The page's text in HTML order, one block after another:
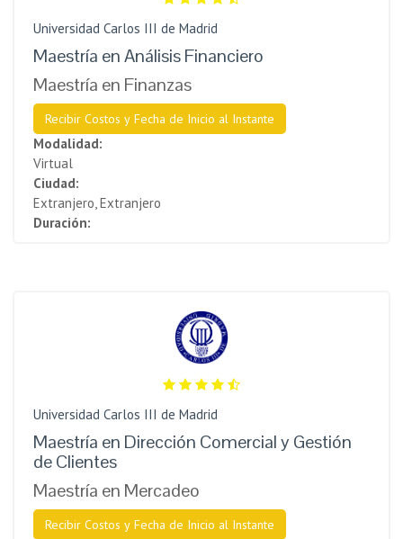
Universidad Carlos III de Madrid
Maestría en Análisis Financiero
Maestría en Finanzas
Recibir Costos y Fecha de Inicio al Instante
Modalidad:
Virtual
Ciudad:
Extranjero, Extranjero
Duración:
Universidad Carlos III de Madrid
Maestría en Dirección Comercial y Gestión
de Clientes
Maestría en Mercadeo
Recibir Costos y Fecha de Inicio al Instante